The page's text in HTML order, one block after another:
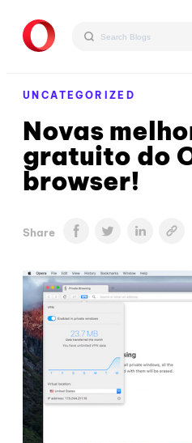
UNCATEGORIZED
Novas
gratuito do
browser!
Share